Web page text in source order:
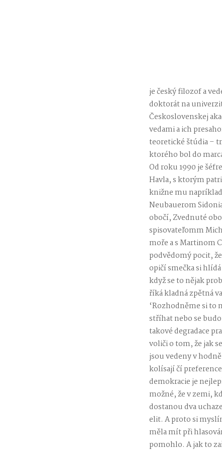
je český filozof a
doktorát na
Československej
vedami a ich
teoretické štúdia –
ktorého bol do
Od roku 1990 je
Havla, s ktorým
knižne mu
Neubauerom
obočí, Zvednuté
spisovateľomm
moře a s Martinom
podvědomý pocit,
opičí smečka si
když se to nějak
říká kladná zpětná
‘Rozhodněme si to
stříhat nebo se
takové degradace
voliči o tom, že jak
jsou vedeny v
kolísají čí
demokracie je
možné, že v zemi,
dostanou dva
elit. A proto si
měla mít při
pomohlo. A jak to